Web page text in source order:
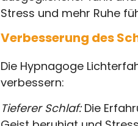
Stress und mehr Ruhe
Verbesserung des
Die Hypnagoge
verbessern:
Tieferer Schlaf:Die